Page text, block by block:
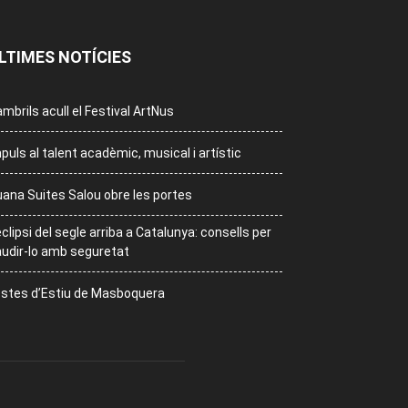
NOTÍCIES
acull el Festival ArtNus
al talent acadèmic, musical i artístic
Suites Salou obre les portes
del segle arriba a Catalunya: consells per
lo amb seguretat
d’Estiu de Masboquera